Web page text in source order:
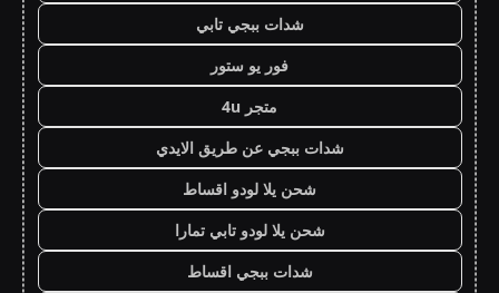
شدات ببجي تابي
فور يو ستور
متجر 4u
شدات ببجي عن طريق الايدي
شحن يلا لودو اقساط
شحن يلا لودو تابي تمارا
شدات ببجي اقساط